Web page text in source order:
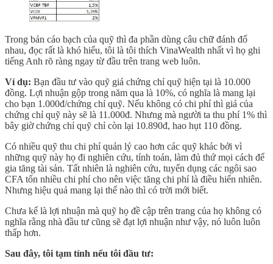
Trong bản cáo bạch của quỹ thì đa phần dùng câu chữ đánh đố
nhau, đọc rất là khó hiểu, tôi là tôi thích VinaWealth nhất vì họ ghi
tiếng Anh rõ ràng ngay từ đầu trên trang web luôn.
Ví dụ: Bạn đầu tư vào quỹ giá chứng chỉ quỹ hiện tại là 10.000
đồng. Lợi nhuận gộp trong năm qua là 10%, có nghĩa là mang lại
cho bạn 1.000đ/chứng chỉ quỹ. Nếu không có chi phí thì giá của
chứng chỉ quỹ này sẽ là 11.000đ. Nhưng mà người ta thu phí 1% thì
bây giờ chứng chỉ quỹ chỉ còn lại 10.890đ, hao hụt 110 đồng.
Có nhiều quỹ thu chi phí quản lý cao hơn các quỹ khác bởi vì
những quỹ này họ đi nghiên cứu, tính toán, làm đủ thứ mọi cách để
gia tăng tài sản. Tất nhiên là nghiên cứu, tuyển dụng các ngôi sao
CFA tốn nhiều chi phí cho nên việc tăng chi phí là điều hiển nhiên.
Nhưng hiệu quả mang lại thế nào thì có trời mới biết.
Chưa kể là lợi nhuận mà quỹ họ đề cập trên trang của họ không có
nghĩa rằng nhà đầu tư cũng sẽ đạt lợi nhuận như vậy, nó luôn luôn
thấp hơn.
Sau đây, tôi tạm tính nếu tôi đầu tư: